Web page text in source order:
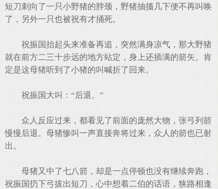
短刀刺向了一只小野猪的脖颈，野猪抽搐几下便不再叫唤
了，另外一只也被祝有才捅死。
祝振国抬起头来准备再追，突然满身凉气，那大野猪
就在前方二三十步远的地方站定，身上还插满的箭矢。肯
定是这母猪听到了小猪的叫喊折了回来。
祝振国大叫：“后退。”
众人反应过来，都看见了前面的庞然大物，张弓列箭
慢慢后退。母猪惨叫一声直接奔将过来，众人的箭也已射
出。
母猪又中了七八箭，却是一点停顿也没有继续奔跑，
祝振国扔下弓拔出短刀，心中想着二伯的话语，狭路相逢